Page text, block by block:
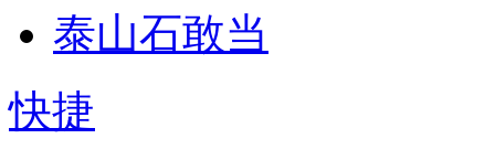
泰山石敢当
快捷